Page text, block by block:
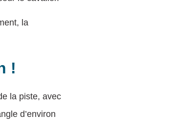
la
!
la piste, avec
d’environ